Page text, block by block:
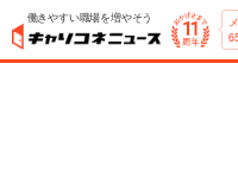
働きやすい職場を増やそう